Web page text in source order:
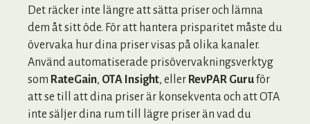
Det räcker inte längre att sätta priser och lämna
dem åt sitt öde. För att hantera prisparitet måste du
övervaka hur dina priser visas på olika kanaler.
Använd automatiserade prisövervakningsverktyg
som RateGain, OTA Insight, eller RevPAR Guruför
att se till att dina priser är konsekventa och att OTA
inte säljer dina rum till lägre priser än vad du